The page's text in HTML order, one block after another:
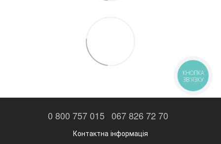
0 800 757 015 067 826 72 70
Контактна інформація
КНОПКА
ЗВ'ЯЗКУ